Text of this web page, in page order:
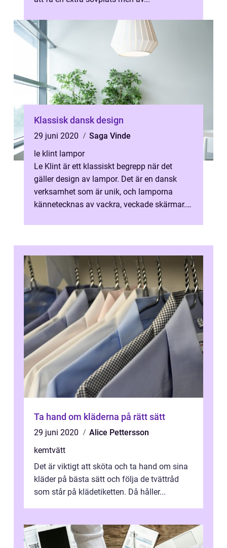
Klassisk dansk design
29 juni 2020
Saga Vinde
le klint lampor
Le Klint är ett klassiskt begrepp när det
gäller design av lampor. Det är en dansk
verksamhet som är unik, och lamporna
kännetecknas av vackra, veckade skärmar.
Ta hand om kläderna på rätt sätt
29 juni 2020
Alice Pettersson
kemtvätt
Det är viktigt att sköta och ta hand om sina
kläder på bästa sätt och följa de tvättråd
som står på klädetiketten. Då håller...